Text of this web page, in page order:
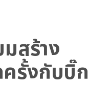
สร้าง
รั้งกับบิ๊ก